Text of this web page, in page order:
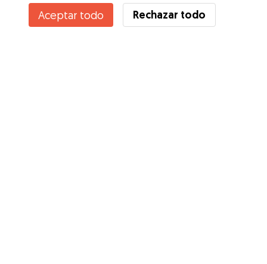
Aceptar todo Rechazar todo